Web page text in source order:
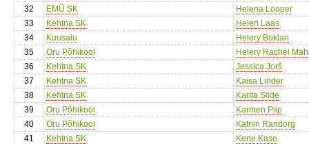
32
EMÜ SK
Helena Looper
33
Kehtna SK
Heleri Laas
34
Kuusalu
Helery Boklan
35
Oru Põhikool
Helery Rachel
36
Kehtna SK
Jessica Jorš
37
Kehtna SK
Kaisa Linder
38
Kehtna SK
Karita Silde
39
Oru Põhikool
Karmen Piip
40
Oru Põhikool
Katriin Randorg
41
Kehtna SK
Kene Kase